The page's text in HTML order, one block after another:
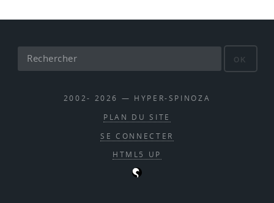
OK
2002- 2026 — HYPER-SPINOZA
PLAN DU SITE
SE CONNECTER
HTML5 UP